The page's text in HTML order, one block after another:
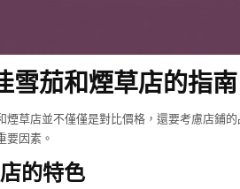
雪茄和煙草店的指南
煙草店並不僅僅是對比價格，還要考慮店鋪
要因素。
的特色